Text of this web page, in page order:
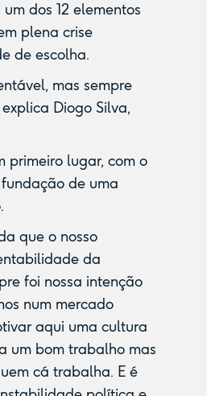
dos 12 elementos
plena crise
de escolha.
mas sempre
Diogo Silva,
primeiro lugar, com o
de uma
que o nosso
da
foi nossa intenção
num mercado
aqui uma cultura
um bom trabalho mas
cá trabalha. E é